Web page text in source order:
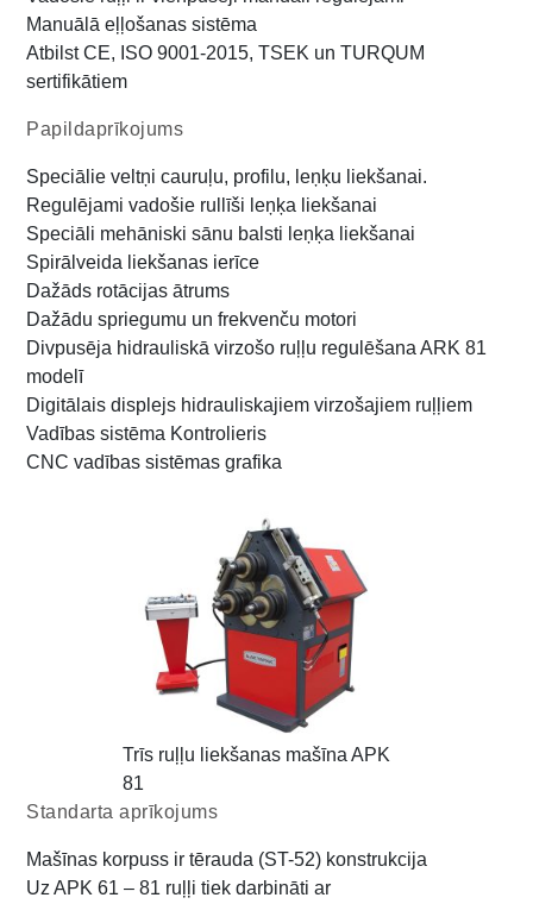
Manuālā eļļošanas sistēma
Atbilst CE, ISO 9001-2015, TSEK un TURQUM
sertifikātiem
Papildaprīkojums
Speciālie veltņi cauruļu, profilu, leņķu liekšanai.
Regulējami vadošie rullīši leņķa liekšanai
Speciāli mehāniski sānu balsti leņķa liekšanai
Spirālveida liekšanas ierīce
Dažāds rotācijas ātrums
Dažādu spriegumu un frekvenču motori
Divpusēja hidrauliskā virzošo ruļļu regulēšana ARK 81
modelī
Digitālais displejs hidrauliskajiem virzošajiem ruļļiem
Vadības sistēma Kontrolieris
CNC vadības sistēmas grafika
Trīs ruļļu liekšanas mašīna APK
81
Standarta aprīkojums
Mašīnas korpuss ir tērauda (ST-52) konstrukcija
Uz APK 61 – 81 ruļļi tiek darbināti ar